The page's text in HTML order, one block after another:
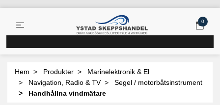
0
Hem Produkter
Marinelektronik & El
Navigation, Radio & TV
Segel / motorbåtsinstrument
Handhållna vindmätare